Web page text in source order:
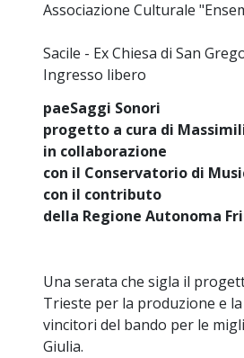
Associazione Culturale
Sacile - Ex Chiesa di San
Ingresso libero
paeSaggi Sonori
progetto a cura di
in collaborazione
con il Conservatorio di
con il contributo
della Regione Autonoma
Una serata che sigla il
Trieste per la produzione e
vincitori del bando per le
Giulia.